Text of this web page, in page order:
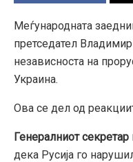
Меѓународната
претседател
независноста на
Украина.
Ова се дел од
Генералниот
дека Русија го